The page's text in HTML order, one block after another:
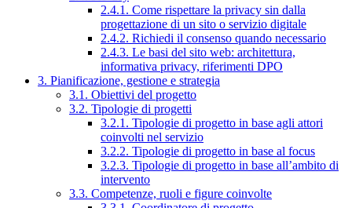
2.4.1. Come rispettare la privacy sin dalla
progettazione di un sito o servizio digitale
2.4.2. Richiedi il consenso quando necessario
2.4.3. Le basi del sito web: architettura,
informativa privacy, riferimenti DPO
3. Pianificazione, gestione e strategia
3.1. Obiettivi del progetto
3.2. Tipologie di progetti
3.2.1. Tipologie di progetto in base agli attori
coinvolti nel servizio
3.2.2. Tipologie di progetto in base al focus
3.2.3. Tipologie di progetto in base all’ambito di
intervento
3.3. Competenze, ruoli e figure coinvolte